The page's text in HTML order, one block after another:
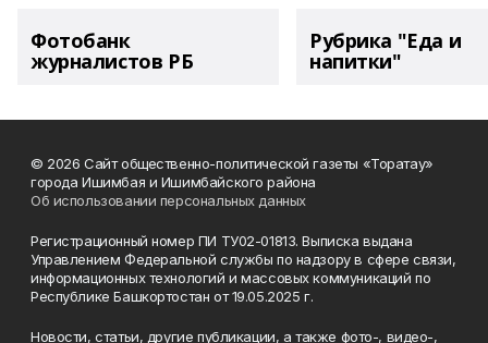
Фотобанк
журналистов РБ
Рубрика "Еда и
напитки"
© 2026 Сайт общественно-политической газеты «Торатау»
города Ишимбая и Ишимбайского района
Об использовании персональных данных
Регистрационный номер ПИ ТУ02-01813. Выписка выдана
Управлением Федеральной службы по надзору в сфере связи,
информационных технологий и массовых коммуникаций по
Республике Башкортостан от 19.05.2025 г.
Новости, статьи, другие публикации, а также фото-, видео-,